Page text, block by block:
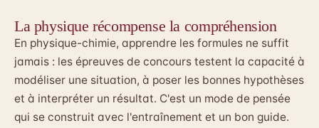
La physique récompense la compréhension
En physique-chimie, apprendre les formules ne suffit
jamais : les épreuves de concours testent la capacité à
modéliser une situation, à poser les bonnes hypothèses
et à interpréter un résultat. C'est un mode de pensée
qui se construit avec l'entraînement et un bon guide.